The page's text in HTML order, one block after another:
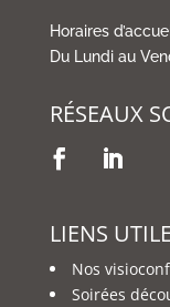
Horaires
Du Lundi au
RÉSEAUX
LIENS
Nos
Soirées